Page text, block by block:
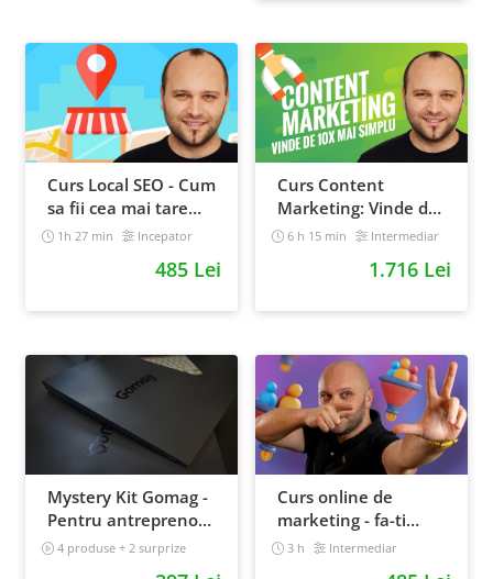
Curs Local SEO - Cum
sa fii cea mai tare
afacere din orasul
1h 27 min Incepator
485 Lei
Curs Content
Marketing: Vinde de
10x mai simplu
6 h 15 min Intermediar
1.716 Lei
Mystery Kit Gomag -
Pentru antreprenorii
curajosi - digital
4 produse + 2 surprize
Curs online de
marketing - fa-ti
propriul sales funnel
3 h Intermediar